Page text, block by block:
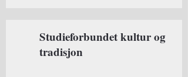
Studieforbundet kultur og
tradisjon